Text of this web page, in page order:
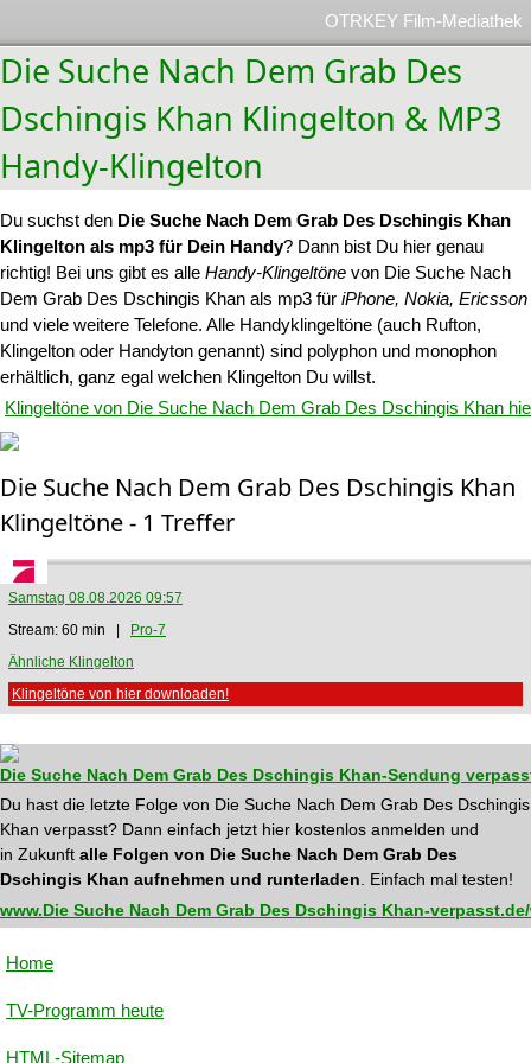
OTRKEY Film-Mediathek
Die Suche Nach Dem Grab Des
Dschingis Khan Klingelton & MP3
Handy-Klingelton
Du suchst den Die Suche Nach Dem Grab Des Dschingis Khan
Klingelton als mp3 für Dein Handy? Dann bist Du hier genau
richtig! Bei uns gibt es alle Handy-Klingeltöne von Die Suche Nach
Dem Grab Des Dschingis Khan als mp3 für iPhone, Nokia, Ericsson
und viele weitere Telefone. Alle Handyklingeltöne (auch Rufton,
Klingelton oder Handyton genannt) sind polyphon und monophon
erhältlich, ganz egal welchen Klingelton Du willst.
Klingeltöne von Die Suche Nach Dem Grab Des Dschingis Khan
Die Suche Nach Dem Grab Des Dschingis Khan
Klingeltöne - 1 Treffer
Samstag 08.08.2026 09:57
Stream: 60 min |
Pro-7
Ähnliche Klingelton
Klingeltöne von hier downloaden!
Die Suche Nach Dem Grab Des Dschingis Khan-Sendung
Du hast die letzte Folge von Die Suche Nach Dem Grab Des Dschingis
Khan verpasst? Dann einfach jetzt hier kostenlos anmelden und
in Zukunft alle Folgen von Die Suche Nach Dem Grab Des
Dschingis Khan aufnehmen und runterladen . Einfach mal testen!
www.Die Suche Nach Dem Grab Des Dschingis Khan-
Home
TV-Programm heute
HTML-Sitemap